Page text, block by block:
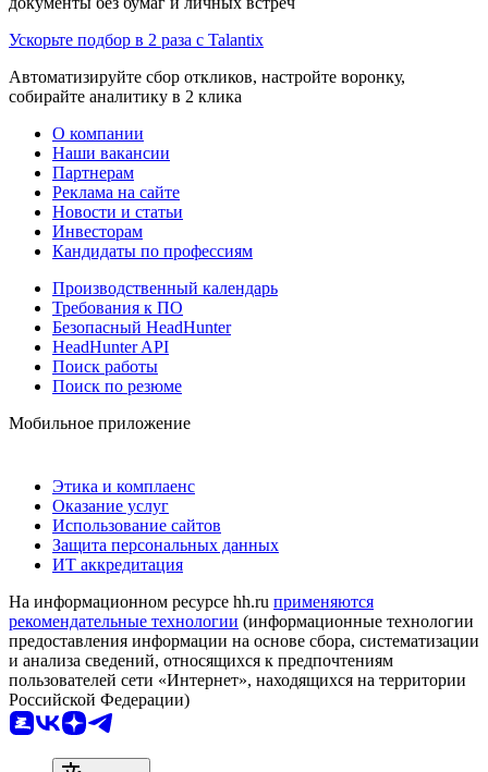
Ускорьте подбор в 2 раза с Talantix
Автоматизируйте сбор откликов, настройте воронку,
собирайте аналитику в 2 клика
О компании
Наши вакансии
Партнерам
Реклама на сайте
Новости и статьи
Инвесторам
Кандидаты по профессиям
Производственный календарь
Требования к ПО
Безопасный HeadHunter
HeadHunter API
Поиск работы
Поиск по резюме
Мобильное приложение
Этика и комплаенс
Оказание услуг
Использование сайтов
Защита персональных данных
ИТ аккредитация
На информационном ресурсе hh.ru применяются
рекомендательные технологии (информационные технологии
предоставления информации на основе сбора, систематизации
и анализа сведений, относящихся к предпочтениям
пользователей сети «Интернет», находящихся на территории
Российской Федерации)